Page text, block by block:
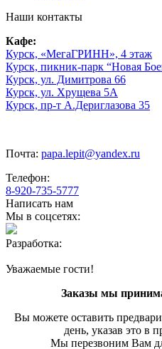
Наши контакты
Кафе:
Курск, «МегаГРИНН», 4 этаж
Курск, пикник-парк “Новая
Курск, ул. Димитрова 66
Курск, ул. Хрущева 5А
Курск, пр-т А.Дериглазова 35
Почта: papa.lepit@yandex.ru
Телефон:
8-920-735-5777
Написать нам
Мы в соцсетях:
Разработка:
Уважаемые гости!
Заказы мы
Вы можете оставить
день, указав это в
Мы перезвоним Вам